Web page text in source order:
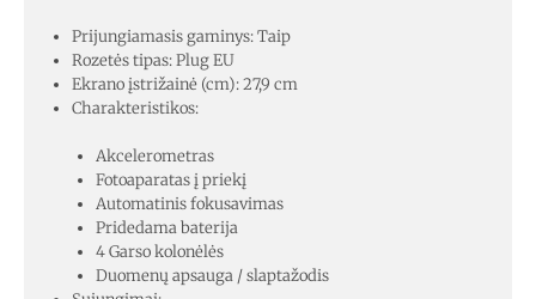
Prijungiamasis gaminys: Taip
Rozetės tipas: Plug EU
Ekrano įstrižainė (cm): 27,9 cm
Charakteristikos:
Akcelerometras
Fotoaparatas į priekį
Automatinis fokusavimas
Pridedama baterija
4 Garso kolonėlės
Duomenų apsauga / slaptažodis